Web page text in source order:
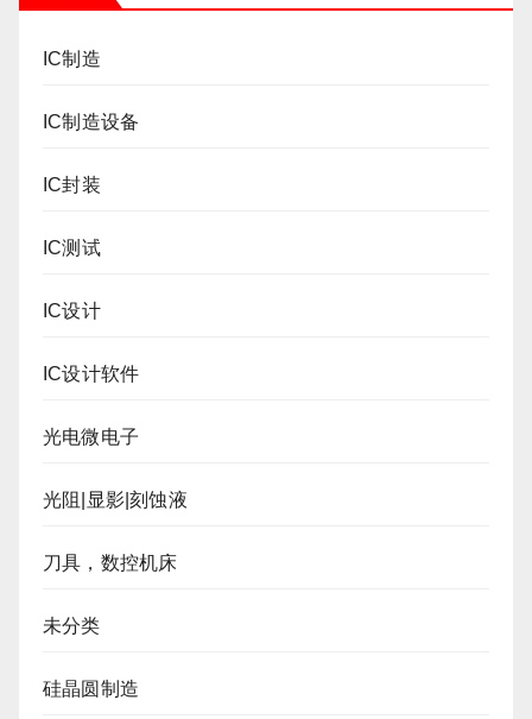
IC制造
IC制造设备
IC封装
IC测试
IC设计
IC设计软件
光电微电子
光阻|显影|刻蚀液
刀具，数控机床
未分类
硅晶圆制造